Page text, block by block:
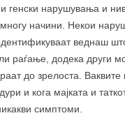
генски нарушувања и
начини. Некои
веднаш
раѓање, додека други
до зрелоста.
и кога мајката и
симптоми.